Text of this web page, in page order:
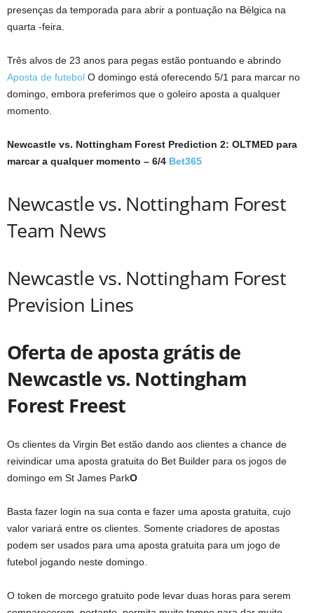
presenças da temporada para abrir a pontuação na Bélgica na
quarta -feira.
Três alvos de 23 anos para pegas estão pontuando e abrindo
Aposta de futebol O domingo está oferecendo 5/1 para marcar no
domingo, embora preferimos que o goleiro aposta a qualquer
momento.
Newcastle vs. Nottingham Forest Prediction 2: OLTMED para
marcar a qualquer momento – 6/4 Bet365
Newcastle vs. Nottingham Forest
Team News
Newcastle vs. Nottingham Forest
Prevision Lines
Oferta de aposta grátis de
Newcastle vs. Nottingham
Forest Freest
Os clientes da Virgin Bet estão dando aos clientes a chance de
reivindicar uma aposta gratuita do Bet Builder para os jogos de
domingo em St James ParkO
Basta fazer login na sua conta e fazer uma aposta gratuita, cujo
valor variará entre os clientes. Somente criadores de apostas
podem ser usados ​​para uma aposta gratuita para um jogo de
futebol jogando neste domingo.
O token de morcego gratuito pode levar duas horas para serem